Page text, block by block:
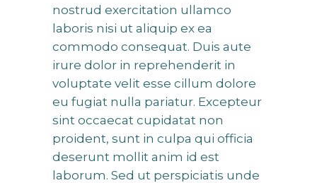
nostrud exercitation ullamco
laboris nisi ut aliquip ex ea
commodo consequat. Duis aute
irure dolor in reprehenderit in
voluptate velit esse cillum dolore
eu fugiat nulla pariatur. Excepteur
sint occaecat cupidatat non
proident, sunt in culpa qui officia
deserunt mollit anim id est
laborum. Sed ut perspiciatis unde